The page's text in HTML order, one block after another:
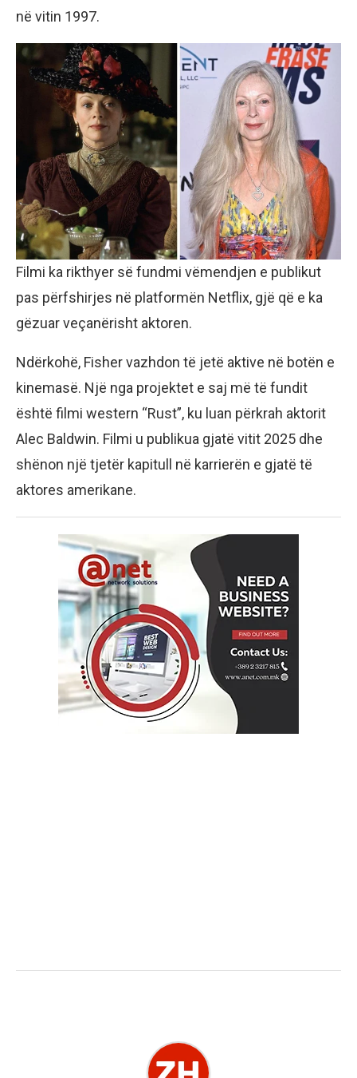
në vitin 1997.
Filmi ka rikthyer së fundmi vëmendjen e publikut
pas përfshirjes në platformën Netflix, gjë që e ka
gëzuar veçanërisht aktoren.
Ndërkohë, Fisher vazhdon të jetë aktive në botën e
kinemasë. Një nga projektet e saj më të fundit
është filmi western “Rust”, ku luan përkrah aktorit
Alec Baldwin. Filmi u publikua gjatë vitit 2025 dhe
shënon një tjetër kapitull në karrierën e gjatë të
aktores amerikane.